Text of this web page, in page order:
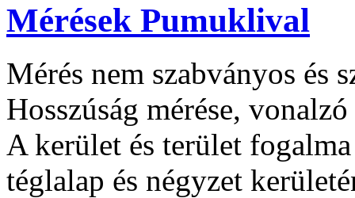
Mérések Pumuklival
Mérés nem szabványos és
Hosszúság mérése,
A kerület és terület
téglalap és négyzet